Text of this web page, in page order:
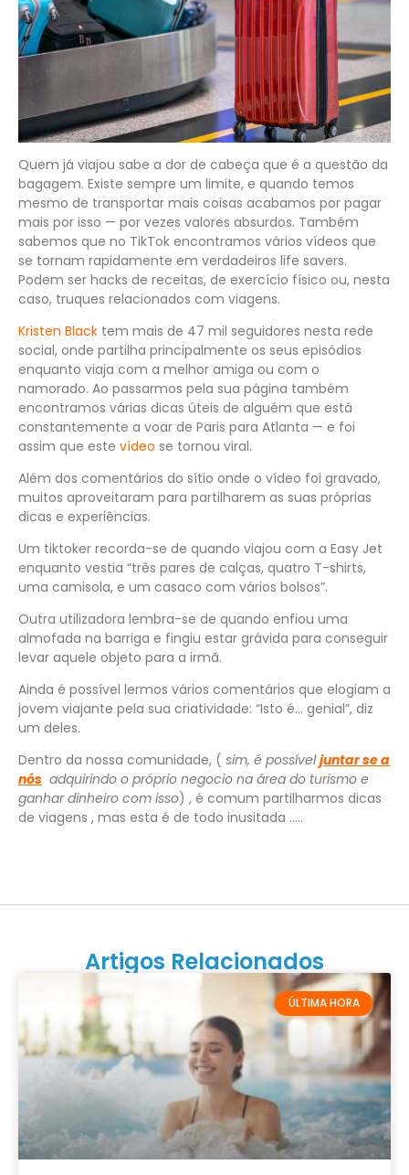
Quem já viajou sabe a dor de cabeça que é a questão da
bagagem. Existe sempre um limite, e quando temos
mesmo de transportar mais coisas acabamos por pagar
mais por isso — por vezes valores absurdos. Também
sabemos que no TikTok encontramos vários vídeos que
se tornam rapidamente em verdadeiros life savers.
Podem ser hacks de receitas, de exercício físico ou, nesta
caso, truques relacionados com viagens.
Kristen Black tem mais de 47 mil seguidores nesta rede
social, onde partilha principalmente os seus episódios
enquanto viaja com a melhor amiga ou com o
namorado. Ao passarmos pela sua página também
encontramos várias dicas úteis de alguém que está
constantemente a voar de Paris para Atlanta — e foi
assim que este vídeo se tornou viral.
Além dos comentários do sítio onde o vídeo foi gravado,
muitos aproveitaram para partilharem as suas próprias
dicas e experiências.
Um tiktoker recorda-se de quando viajou com a Easy Jet
enquanto vestia “três pares de calças, quatro T-shirts,
uma camisola, e um casaco com vários bolsos”.
Outra utilizadora lembra-se de quando enfiou uma
almofada na barriga e fingiu estar grávida para conseguir
levar aquele objeto para a irmã.
Ainda é possível lermos vários comentários que elogiam a
jovem viajante pela sua criatividade: “Isto é… genial”, diz
um deles.
Dentro da nossa comunidade, ( sim, é possível juntar se a
nós adquirindo o próprio negocio na área do turismo e
ganhar dinheiro com isso) , é comum partilharmos dicas
de viagens , mas esta é de todo inusitada …..
Artigos Relacionados
ÚLTIMA HORA